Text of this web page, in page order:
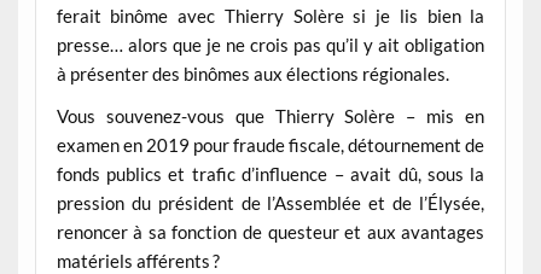
ferait binôme avec Thierry Solère si je lis bien la
presse… alors que je ne crois pas qu’il y ait obligation
à présenter des binômes aux élections régionales.
Vous souvenez-vous que Thierry Solère – mis en
examen en 2019 pour fraude fiscale, détournement de
fonds publics et trafic d’influence – avait dû, sous la
pression du président de l’Assemblée et de l’Élysée,
renoncer à sa fonction de questeur et aux avantages
matériels afférents?